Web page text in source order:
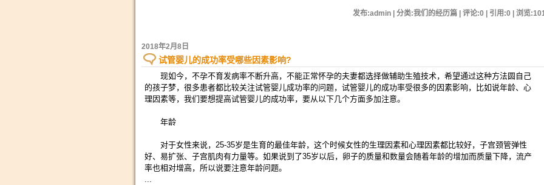
发布:admin | 分类:我们的经历篇 | 评论:0 | 引用:0 | 浏览:
2018年2月8日
试管婴儿的成功率受哪些因素影响?
现如今，不孕不育发病率不断升高，不能正常怀孕的夫妻都选择做辅助生殖技术，希望通过这种方法圆自己
的孩子梦，很多患者都比较关注试管婴儿成功率的问题，试管婴儿的成功率受很多的因素影响，比如说年龄、心
理因素等，我们要想提高试管婴儿的成功率，要从以下几个方面多加注意。
年龄
对于女性来说，25-35岁是生育的最佳年龄，这个时候女性的生理因素和心理因素都比较好，子宫颈管弹性
好、易扩张、子宫肌肉有力量等。如果说到了35岁以后，卵子的质量和数量会随着年龄的增加而质量下降，流产
率也相对增高，所以说要注意年龄问题。
...